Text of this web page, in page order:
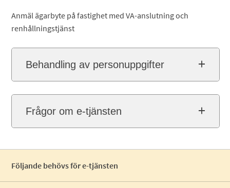
Anmäl ägarbyte på fastighet med VA-anslutning och
renhållningstjänst
Behandling av personuppgifter
Frågor om e-tjänsten
Följande behövs för e-tjänsten